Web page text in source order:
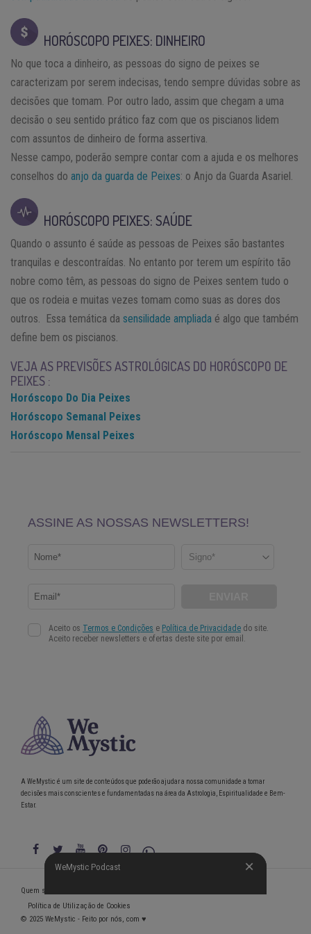
HORÓSCOPO PEIXES: DINHEIRO
No que toca a dinheiro, as pessoas do signo de peixes se
caracterizam por serem indecisas, tendo sempre dúvidas sobre as
decisões que tomam. Por outro lado, assim que chegam a uma
decisão o seu sentido prático faz com que os piscianos lidem
com assuntos de dinheiro de forma assertiva.
Nesse campo, poderão sempre contar com a ajuda e os melhores
conselhos do anjo da guarda de Peixes: o Anjo da Guarda Asariel.
HORÓSCOPO PEIXES: SAÚDE
Quando o assunto é saúde as pessoas de Peixes são bastantes
tranquilas e descontraídas. No entanto por terem um espírito tão
nobre como têm, as pessoas do signo de Peixes sentem tudo o
que os rodeia e muitas vezes tomam como suas as dores dos
outros. Essa temática da sensilidade ampliada é algo que também
define bem os piscianos.
VEJA AS PREVISÕES ASTROLÓGICAS DO HORÓSCOPO DE
PEIXES :
Horóscopo Do Dia Peixes
Horóscopo Semanal Peixes
Horóscopo Mensal Peixes
WeMystic Podcast
A WeMystic é um site de conteúdos que poderão ajudar a nossa comunidade a tomar
decisões mais conscientes e fundamentadas na área da Astrologia, Espiritualidade e Bem-
Estar.
WeMystic Podcast
Quem somos
Política de Utilização de Cookies
© 2025 WeMystic - Feito por nós, com ♥